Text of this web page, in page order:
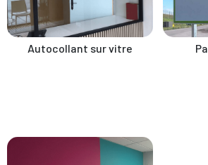
Autocollant sur vitre